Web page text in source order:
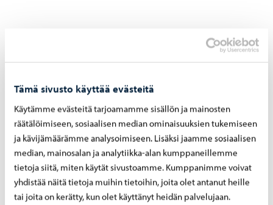
Tämä sivusto käyttää evästeitä
Käytämme evästeitä tarjoamamme sisällön ja mainosten
räätälöimiseen, sosiaalisen median ominaisuuksien tukemiseen
ja kävijämäärämme analysoimiseen. Lisäksi jaamme sosiaalisen
median, mainosalan ja analytiikka-alan kumppaneillemme
tietoja siitä, miten käytät sivustoamme. Kumppanimme voivat
yhdistää näitä tietoja muihin tietoihin, joita olet antanut heille
tai joita on kerätty, kun olet käyttänyt heidän palvelujaan.
Mitä tapahtuu, jos estän evästeet?
käytöstä, jotkin verkkosivujemme toiminnoista eivät
välttämättä toimi oikein. Myös käytössä olevan selaimen
pitää hyväksyä evästeiden käyttö. Evästeiden käytön
estäminen vaikuttaa siihen, että palvelun kaikkia
toimintoja ei voida käyttää.
Jos et halua vastaanottaa evästeitä, voit kieltää evästeiden